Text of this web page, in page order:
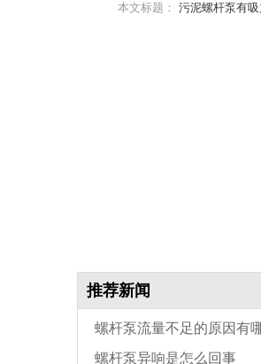
本文标题： 污泥螺杆泵有
推荐新闻
螺杆泵流量不足的原因有
螺杆泵异响是怎么回事